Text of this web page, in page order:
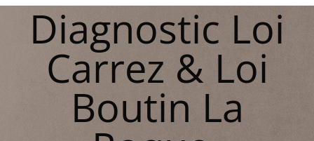
Diagnostic Loi
Carrez & Loi
Boutin La